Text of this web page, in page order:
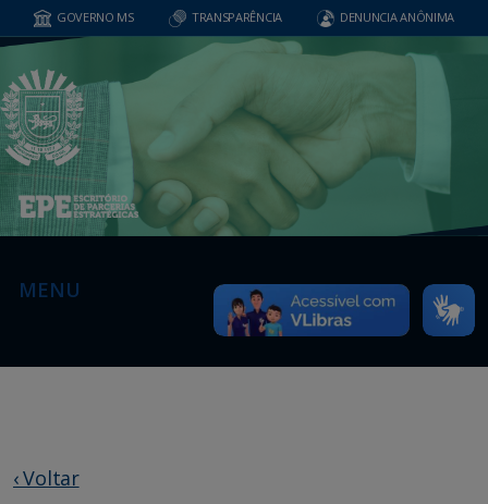
GOVERNO MS TRANSPARÊNCIA DENUNCIA ANÔNIMA
MENU
‹ Voltar